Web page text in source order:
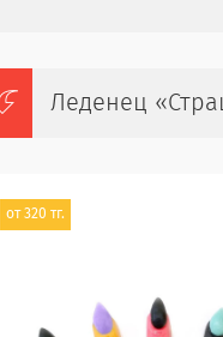
Леденец
от 320 тг.